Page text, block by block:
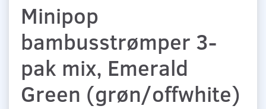
Minipop
bambusstrømper 3-
pak mix, Emerald
Green (grøn/offwhite)